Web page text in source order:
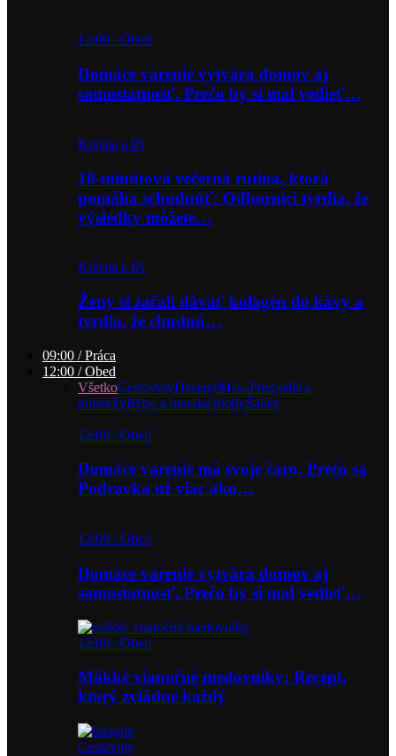
12:00 / Obed
Domáce varenie vytvára domov aj
samostatnosť. Prečo by si mal vedieť…
Krásna a IN
10-minútová večerná rutina, ktorá
pomáha schudnúť: Odborníci tvrdia, že
výsledky môžete…
Krásna a IN
Ženy si začali dávať kolagén do kávy a
tvrdia, že chudnú…
09:00 / Práca
12:00 / Obed
VšetkoCestovinyDezertyMäsoPredjedlá a
polievkyRyby a morské plodyŠaláty
12:00 / Obed
Domáce varenie má svoje čaro. Prečo sa
Podravka už viac ako…
12:00 / Obed
Domáce varenie vytvára domov aj
samostatnosť. Prečo by si mal vedieť…
12:00 / Obed
Mäkké vianočné medovníky: Recept,
ktorý zvládne každý
Cestoviny